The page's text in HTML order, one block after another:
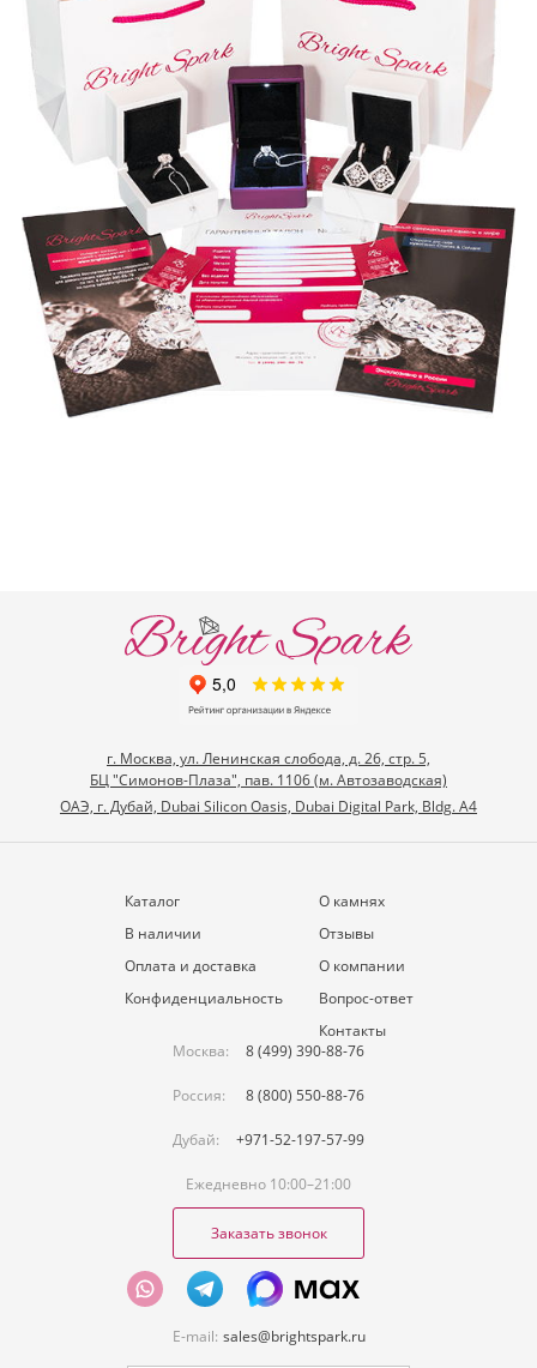
г. Москва, ул. Ленинская слобода, д. 26, стр. 5,
БЦ "Симонов-Плаза", пав. 1106 (м. Автозаводская)
ОАЭ, г. Дубай, Dubai Silicon Oasis, Dubai Digital Park, Bldg. A4
Каталог
В наличии
Оплата и доставка
Конфиденциальность
О камнях
Отзывы
О компании
Вопрос-ответ
Контакты
Москва:
8 (499) 390-88-76
Россия: 8 (800) 550-88-76
Дубай: +971-52-197-57-99
Ежедневно 10:00–21:00
Заказать звонок
E-mail: sales@brightspark.ru